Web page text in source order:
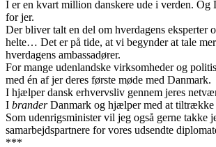
I er en kvart million danskere ude i verden. Og
for jer.
Der bliver talt en del om hverdagens eksperter
helte… Det er på tide, at vi begynder at tale
hverdagens ambassadører.
For mange udenlandske virksomheder og
med én af jer deres første møde med Danmark.
I hjælper dansk erhvervsliv gennem jeres
I branderDanmark og hjælper med at tiltrække
Som udenrigsminister vil jeg også gerne takke
samarbejdspartnere for vores udsendte
***